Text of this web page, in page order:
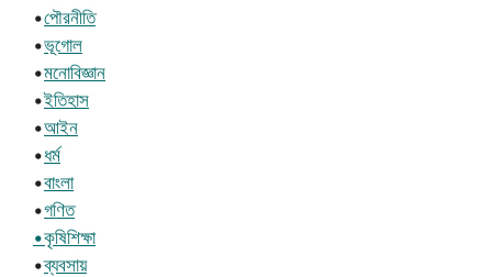
•পৌরনীতি
•ভূগোল
•মনোবিজ্ঞান
•ইতিহাস
•আইন
•ধর্ম
•বাংলা
•গণিত
•কৃষিশিক্ষা
•ব্যবসায়